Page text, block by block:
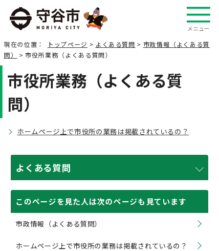
メニュー
現在の位置： トップページ > よくある質問 > 市政情報（よくある質
問）
> 市役所業務（よくある質問）
市役所業務（よくある質
問）
ホームページ上で市役所の業務は掲載されているの？
よくある質問
このページを見た人は次のページも見ています
市政情報（よくある質問）
ホームページ上で市役所の業務は掲載されているの？